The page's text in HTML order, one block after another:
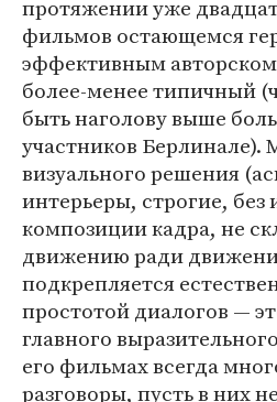
протяжении уже
фильмов остающемся
эффективным
более-менее типичный
быть наголову выше
участников
визуального решения
интерьеры, строгие, без
композиции кадра, не
движению ради
подкрепляется
простотой диалогов —
главного
его фильмах всегда
разговоры, пусть в них